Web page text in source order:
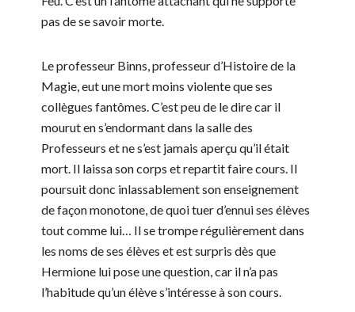
pas de se savoir morte.
Le professeur Binns, professeur d’Histoire de la
Magie, eut une mort moins violente que ses
collègues fantômes. C’est peu de le dire car il
mourut en s’endormant dans la salle des
Professeurs et ne s’est jamais aperçu qu’il était
mort. Il laissa son corps et repartit faire cours. Il
poursuit donc inlassablement son enseignement
de façon monotone, de quoi tuer d’ennui ses élèves
tout comme lui… Il se trompe régulièrement dans
les noms de ses élèves et est surpris dès que
Hermione lui pose une question, car il n’a pas
l’habitude qu’un élève s’intéresse à son cours.